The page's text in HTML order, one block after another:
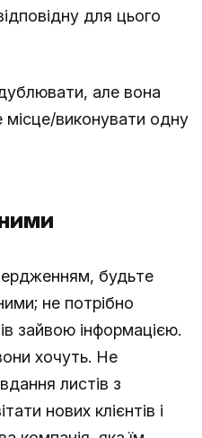
для цього
але вона
виконувати одну
будьте
не потрібно
зайвою інформацією.
хочуть. Не
листів з
нових клієнтів і